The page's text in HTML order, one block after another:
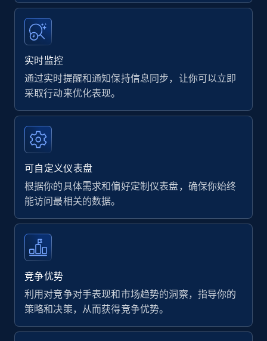
实时监控
通过实时提醒和通知保持信息同步，让你可以立即
采取行动来优化表现。
可自定义仪表盘
根据你的具体需求和偏好定制仪表盘，确保你始终
能访问最相关的数据。
竞争优势
利用对竞争对手表现和市场趋势的洞察，指导你的
策略和决策，从而获得竞争优势。